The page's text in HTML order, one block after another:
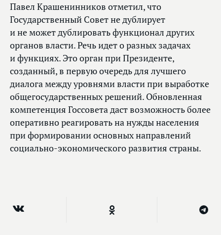
Павел Крашенинников отметил, что
Государственный Совет не дублирует
и не может дублировать функционал других
органов власти. Речь идет о разных задачах
и функциях. Это орган при Президенте,
созданный, в первую очередь для лучшего
диалога между уровнями власти при выработке
общегосударственных решений. Обновленная
компетенция Госсовета даст возможность более
оперативно реагировать на нужды населения
при формировании основных направлений
социально-экономического развития страны.